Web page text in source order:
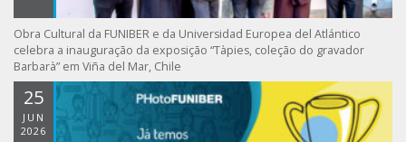
Obra Cultural da FUNIBER e da Universidad Europea del Atlántico
celebra a inauguração da exposição “Tàpies, coleção do gravador
Barbarà” em Viña del Mar, Chile
25
JUN
2026